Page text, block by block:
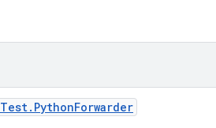
Test. PythonForwarder